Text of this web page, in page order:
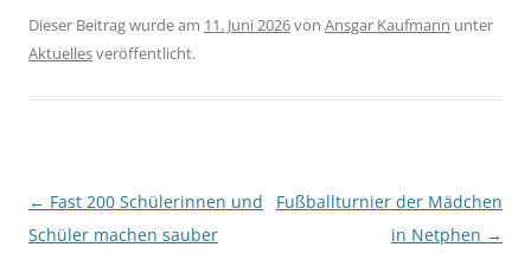
Dieser Beitrag wurde am 11. Juni 2026von Ansgar Kaufmann unter
Aktuellesveröffentlicht.
Beitragsnavigation
← Fast 200 Schülerinnen und
Schüler machen sauber
Fußballturnier der Mädchen
in Netphen →